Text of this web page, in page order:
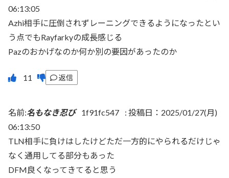
06:13:05
Azhi相手に圧倒されずレーニングできるようになったとい
う点でもRayfarkyの成長感じる
Pazのおかげなのか何か別の要因があったのか
返信
名前:名もなき忍び 1f91fc547 : 投稿日：2025/01/27(月)
06:13:50
TLN相手に負けはしたけどただ一方的にやられるだけじゃ
なく通用してる部分もあった
DFM良くなってきてると思う